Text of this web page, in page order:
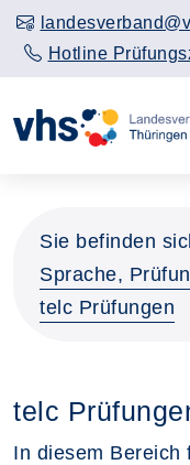
Hotline
Sie befinden
Sprache,
telc Prüfungen
telc
In diesem Bereich